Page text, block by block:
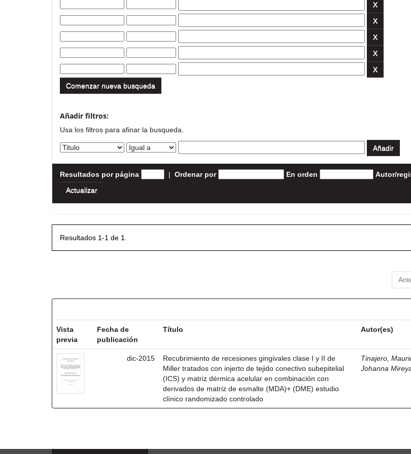
Comenzar nueva busqueda
Añadir filtros:
Usa los filtros para afinar la busqueda.
Resultados por página | Ordenar por En orden Autor/
Resultados 1-1 de 1.
Vista
previa
Fecha de
publicación
Título Autor(es)
dic-2015
Recubrimiento de recesiones gingivales clase I y II de
Miller tratados con injerto de tejido conectivo subepitelial
(ICS) y matriz dérmica acelular en combinación con
derivados de matriz de esmalte (MDA)+ (DME) estudio
clínico randomizado controlado
Tinajero,
Johanna